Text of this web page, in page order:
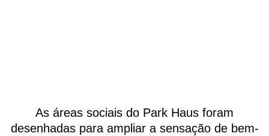
As áreas sociais do Park Haus foram
desenhadas para ampliar a sensação de bem-